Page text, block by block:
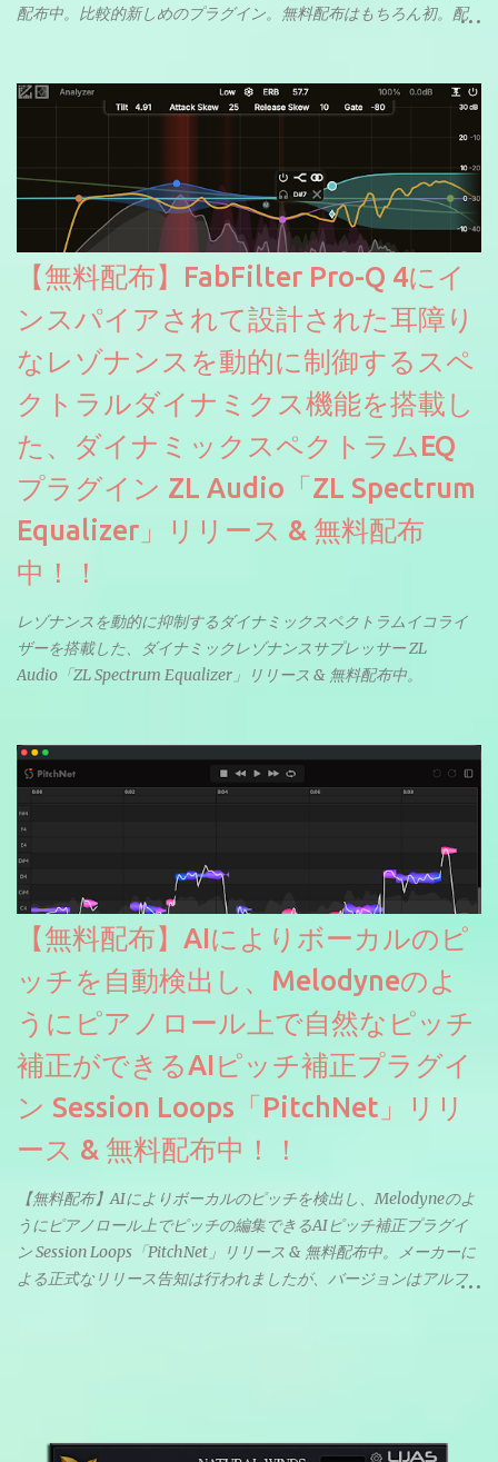
配布中。比較的新しめのプラグイン。無料配布はもちろん初。配
【無料配布】FabFilter Pro-Q 4にイ
ンスパイアされて設計された耳障り
なレゾナンスを動的に制御するスペ
クトラルダイナミクス機能を搭載し
た、ダイナミックスペクトラムEQ
プラグイン ZL Audio「ZL Spectrum
Equalizer」リリース & 無料配布
中！！
レゾナンスを動的に抑制するダイナミックスペクトラムイコライ
ザーを搭載した、ダイナミックレゾナンスサプレッサー ZL
Audio「ZL Spectrum Equalizer」リリース & 無料配布中。
【無料配布】AIによりボーカルのピ
ッチを自動検出し、Melodyneのよ
うにピアノロール上で自然なピッチ
補正ができるAIピッチ補正プラグイ
ン Session Loops「PitchNet」リリ
ース & 無料配布中！！
【無料配布】AIによりボーカルのピッチを検出し、Melodyneのよ
うにピアノロール上でピッチの編集できるAIピッチ補正プラグイ
ン Session Loops「PitchNet」リリース & 無料配布中。メーカーに
よる正式なリリース告知は行われましたが、バージョンはアルフ
ソースを元に設計・改良した製品のようです。